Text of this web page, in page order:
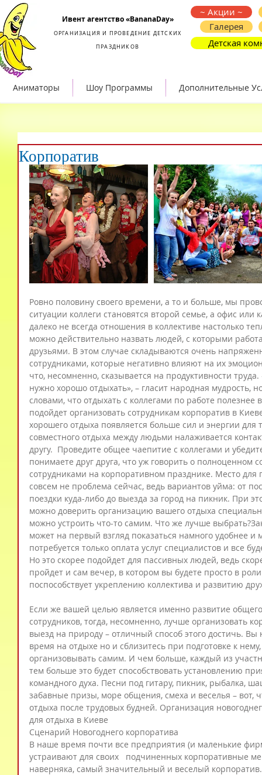
Организация и проведение детских праздников
Ивент агентство «BananaDay»
ОРГАНИЗАЦИЯ И ПРОВЕДЕНИЕ ДЕТСКИХ
ПРАЗДНИКОВ
~ Акции ~
Галерея
Детская
Аниматоры Шоу Программы Дополнительные
Корпоратив
Ровно половину своего времени, а то и больше, мы
ситуации коллеги становятся второй семье, а офис
далеко не всегда отношения в коллективе настолько
можно действительно назвать людей, с которыми
друзьями. В этом случае складываются очень
сотрудниками, которые негативно влияют на их
что, несомненно, сказывается на продуктивности
нужно хорошо отдыхать», – гласит народная мудрость,
словами, что отдыхать с коллегами по работе полезнее
подойдет организовать сотрудникам корпоратив в
хорошего отдыха появляется больше сил и энергии для
совместного отдыха между людьми налаживается
другу.  Проведите общее чаепитие с коллегами и
понимаете друг друга, что уж говорить о полноценном
сотрудниками на корпоративном празднике. Место
совсем не проблема сейчас, ведь вариантов уйма: от
поездки куда-либо до выезда за город на пикник. При
можно доверить организацию вашего отдыха
можно устроить что-то самим. Что же лучше
может на первый взгляд показаться намного удобнее и
потребуется только оплата услуг специалистов и все
Но это скорее подойдет для пассивных людей, ведь
пройдет и сам вечер, в котором вы будете просто в
поспособствует укреплению коллектива и развитию
Если же вашей целью является именно развитие
сотрудников, тогда, несомненно, лучше организовать
выезд на природу – отличный способ этого достичь.
время на отдыхе но и сблизитесь при подготовке к
организовывать самим. И чем больше, каждый из
тем больше это будет способствовать установлению
командного духа. Песни под гитару, пикник, рыбалка,
забавные призы, море общения, смеха и веселья – вот,
отдыха после трудовых будней. Организация
для отдыха в Киеве
Сценарий Новогоднего корпоратива
В наше время почти все предприятия (и маленькие
устраивают для своих   подчиненных корпоративные
наверняка, самый значительный и веселый